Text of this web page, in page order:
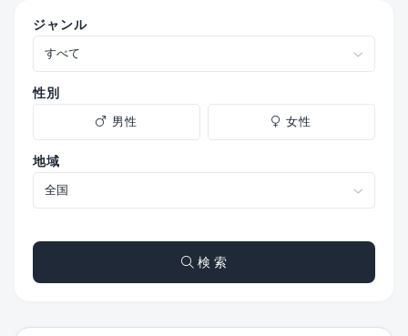
ジャンル
性別
男性 女性
地域
検 索